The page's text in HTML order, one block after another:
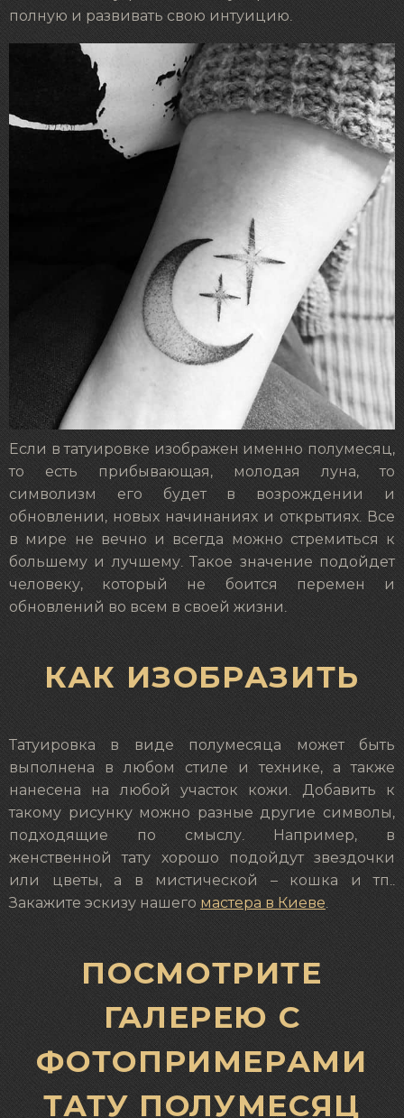
полную и развивать свою интуицию.
Если в татуировке изображен именно полумесяц,
то есть прибывающая, молодая луна, то
символизм его будет в возрождении и
обновлении, новых начинаниях и открытиях. Все
в мире не вечно и всегда можно стремиться к
большему и лучшему. Такое значение подойдет
человеку, который не боится перемен и
обновлений во всем в своей жизни.
КАК ИЗОБРАЗИТЬ
Татуировка в виде полумесяца может быть
выполнена в любом стиле и технике, а также
нанесена на любой участок кожи. Добавить к
такому рисунку можно разные другие символы,
подходящие по смыслу. Например, в
женственной тату хорошо подойдут звездочки
или цветы, а в мистической – кошка и тп..
Закажите эскизу нашегомастера в Киеве.
ПОСМОТРИТЕ
ГАЛЕРЕЮ С
ФОТОПРИМЕРАМИ
ТАТУ ПОЛУМЕСЯЦ